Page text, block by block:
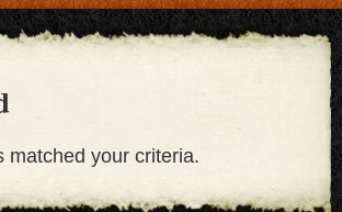
matched your criteria.